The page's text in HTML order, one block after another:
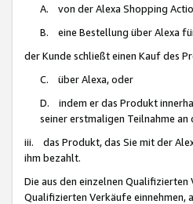
A. von der Alexa Shopping
B. eine Bestellung über Alexa
der Kunde schließt einen Kauf des
C. über Alexa, oder
D. indem er das Produkt
seiner erstmaligen Teilnahme
iii. das Produkt, das Sie mit der
ihm bezahlt.
Die aus den einzelnen Qualifizierten
Qualifizierten Verkäufe einnehmen,